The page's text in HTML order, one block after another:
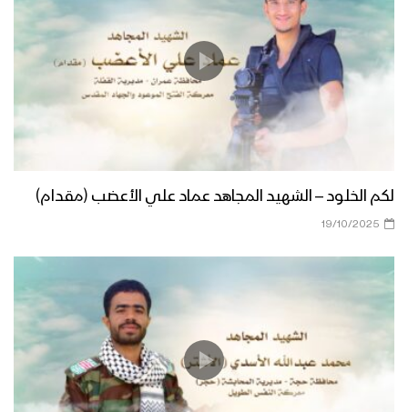
لكم الخلود – الشهيد المجاهد عماد علي الأعضب (مقدام)
19/10/2025